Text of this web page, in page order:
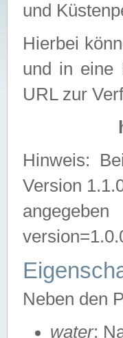
und
Hierbei
und in eine
URL zur
Hinweis:
Version
Neben den
water: